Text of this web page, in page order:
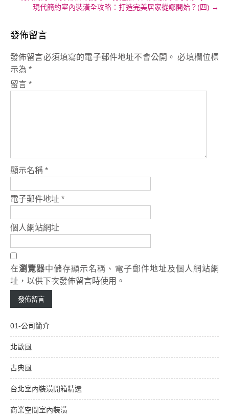
navigation
現代簡約室內裝潢全攻略：打造完美居家從哪開始？(四) →
發佈留言
發佈留言必須填寫的電子郵件地址不會公開。 必填欄位標
示為 *
留言 *
顯示名稱 *
電子郵件地址 *
個人網站網址
在瀏覽器中儲存顯示名稱、電子郵件地址及個人網站網
址，以供下次發佈留言時使用。
01-公司簡介
北歐風
古典風
台北室內裝潢開箱精選
商業空間室內裝潢